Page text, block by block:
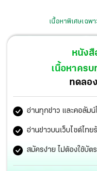
เนื้อหาพิเศษเฉพ
หนังสื
เนื้อหาคร
ทดลอ
อ่านทุกข่าว และคอลัมน์
อ่านข่าวบนเว็บไซต์ไท
สมัครง่าย ไม่ต้องใช้บัต